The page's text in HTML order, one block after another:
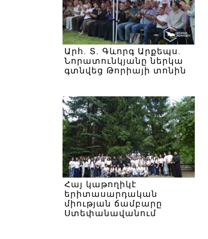
Արհ. Տ. Գևորգ Արքեպս.
Նորատունկյանը ներկա
գտնվեց Թորիայի տոնին
Հայ կաթողիկէ
երիտասարդական
միության ճամբարը
Ստեփանավանում